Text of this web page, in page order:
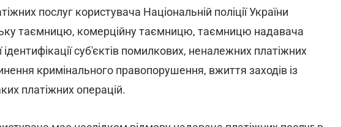
послуг користувача Національній поліції України
таємницю, комерційну таємницю, таємницю надавача
суб'єктів помилкових, неналежних платіжних
кримінального правопорушення, вжиття заходів із
платіжних операцій.